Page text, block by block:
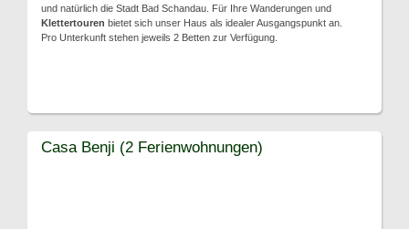
und natürlich die Stadt Bad Schandau. Für Ihre Wanderungen und
Klettertouren bietet sich unser Haus als idealer Ausgangspunkt an.
Pro Unterkunft stehen jeweils 2 Betten zur Verfügung.
Casa Benji (2 Ferienwohnungen)